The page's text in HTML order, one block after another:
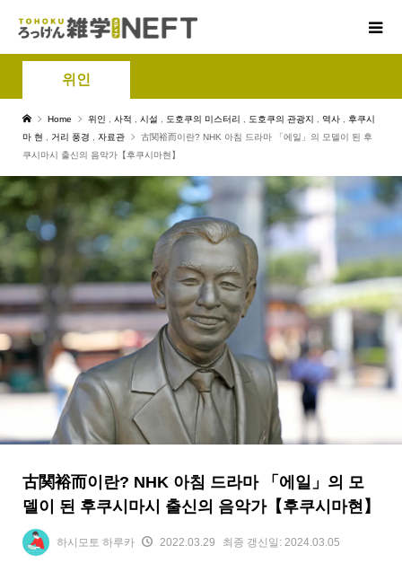
위인
Home 위인 사적 시설 도호쿠의 미스터리 도호쿠의 관광지 역사
후쿠시
마 현
거리 풍경 자료관
古関裕而이란? NHK 아침 드라마 「에일」의 모델이 된 후
쿠시마시 출신의 음악가【후쿠시마현】
古関裕而이란? NHK 아침 드라마 「에일」의 모
델이 된 후쿠시마시 출신의 음악가【후쿠시마현】
하시모토 하루카 2022.03.29 최종 갱신일: 2024.03.05